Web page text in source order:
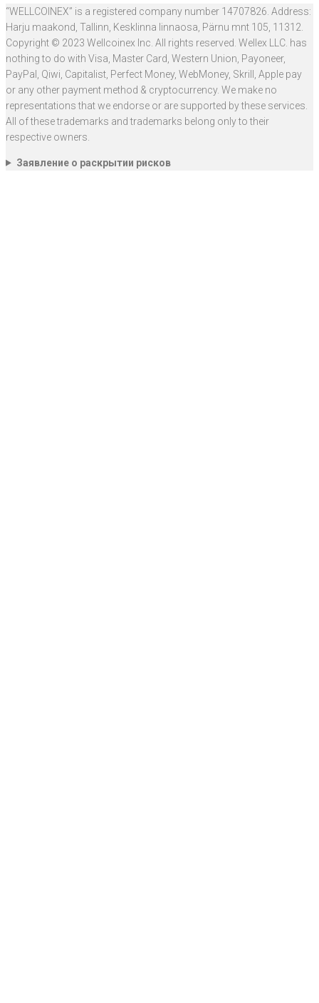
“WELLCOINEX” is a registered company number 14707826. Address:
Harju maakond, Tallinn, Kesklinna linnaosa, Pärnu mnt 105, 11312.
Copyright © 2023 Wellcoinex Inc. All rights reserved. Wellex LLC. has
nothing to do with Visa, Master Card, Western Union, Payoneer,
PayPal, Qiwi, Capitalist, Perfect Money, WebMoney, Skrill, Apple pay
or any other payment method & cryptocurrency. We make no
representations that we endorse or are supported by these services.
All of these trademarks and trademarks belong only to their
respective owners.
Заявление о раскрытии рисков